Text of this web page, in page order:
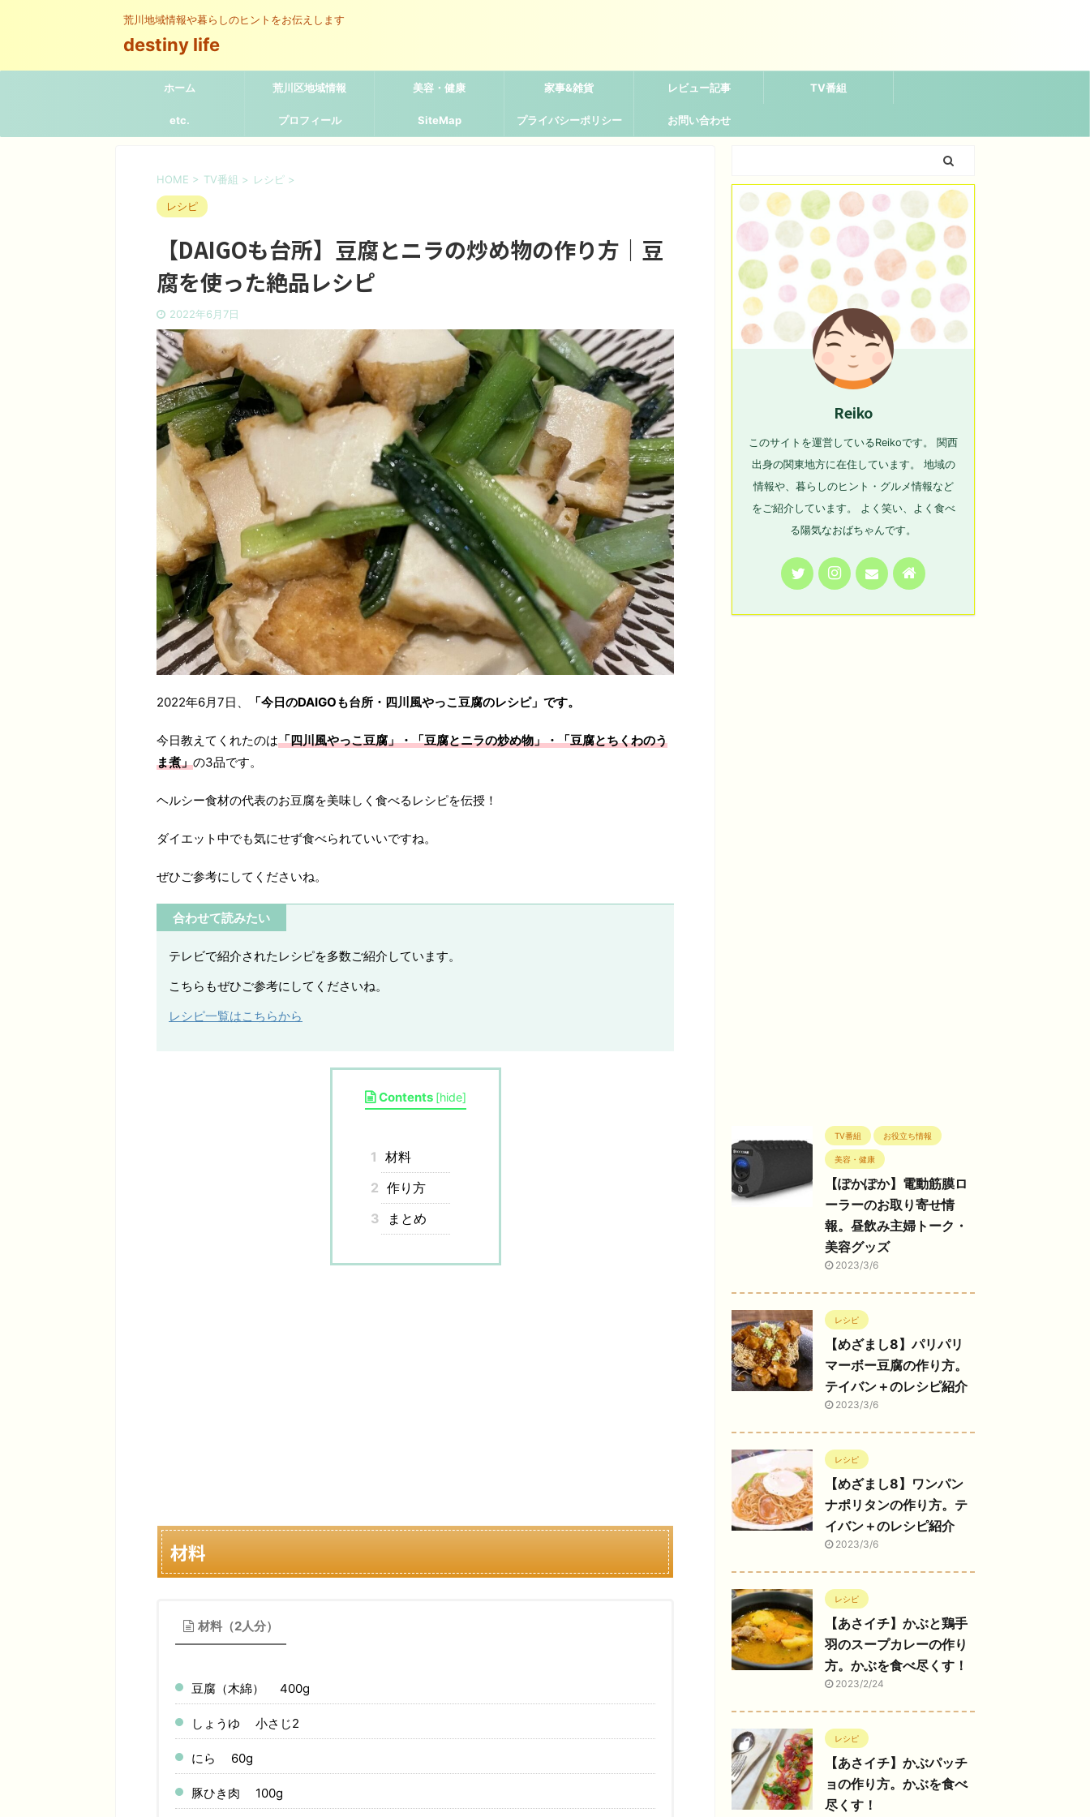
荒川地域情報や暮らしのヒントをお伝えします
destiny life
ホーム 荒川区地域情報 美容・健康 家事&雑貨 レビュー記事 TV番組
etc. プロフィール SiteMap プライバシーポリシー お問い合わせ
HOME > TV番組 > レシピ >
レシピ
【DAIGOも台所】豆腐とニラの炒め物の作り方｜豆
腐を使った絶品レシピ
2022年6月7日
2022年6月7日、 「今日のDAIGOも台所・四川風やっこ豆腐のレシピ」です。
今日教えてくれたのは「四川風やっこ豆腐」・「豆腐とニラの炒め物」・「豆腐とちくわのう
ま煮」の3品です。
ヘルシー食材の代表のお豆腐を美味しく食べるレシピを伝授！
ダイエット中でも気にせず食べられていいですね。
ぜひご参考にしてくださいね。
合わせて読みたい
テレビで紹介されたレシピを多数ご紹介しています。
こちらもぜひご参考にしてくださいね。
レシピ一覧はこちらから
Contents [hide]
1 材料
2 作り方
3
まとめ
材料
材料（2人分）
豆腐（木綿） 400g
しょうゆ 小さじ2
にら 60g
豚ひき肉 100g
Reiko
このサイトを運営しているReikoです。 関西
出身の関東地方に在住しています。 地域の
情報や、暮らしのヒント・グルメ情報など
をご紹介しています。 よく笑い、よく食べ
る陽気なおばちゃんです。
TV番組 お役立ち情報
美容・健康
【ぽかぽか】電動筋膜ロ
ーラーのお取り寄せ情
報。昼飲み主婦トーク・
美容グッズ
2023/3/6
レシピ
【めざまし8】パリパリ
マーボー豆腐の作り方。
テイバン＋のレシピ紹介
2023/3/6
レシピ
【めざまし8】ワンパン
ナポリタンの作り方。テ
イバン＋のレシピ紹介
2023/3/6
レシピ
【あさイチ】かぶと鶏手
羽のスープカレーの作り
方。かぶを食べ尽くす！
2023/2/24
レシピ
【あさイチ】かぶパッチ
ョの作り方。かぶを食べ
尽くす！